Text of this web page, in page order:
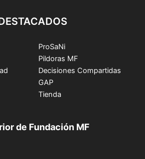
ProSaNi
Pildoras MF
Decisiones Compartidas
GAP
Tienda
de Fundación MF